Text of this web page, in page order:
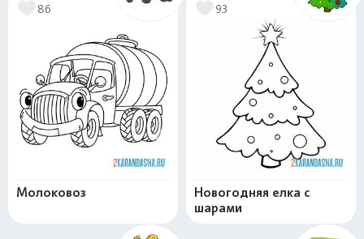
86
Молоковоз
93
Новогодняя елка с
шарами